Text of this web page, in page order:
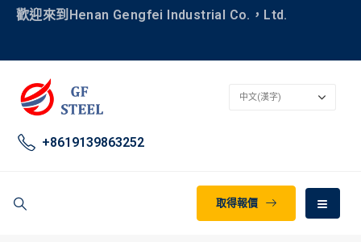
歡迎來到Henan Gengfei Industrial Co.，Ltd.
+8619139863252
取得報價